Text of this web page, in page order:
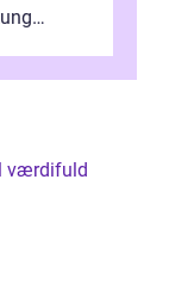
værdifuld